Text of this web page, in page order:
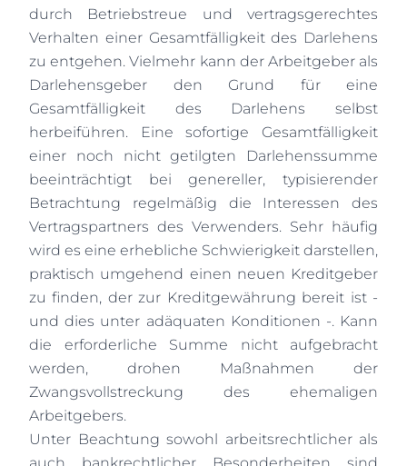
durch Betriebstreue und vertragsgerechtes
Verhalten einer Gesamtfälligkeit des Darlehens
zu entgehen. Vielmehr kann der Arbeitgeber als
Darlehensgeber den Grund für eine
Gesamtfälligkeit des Darlehens selbst
herbeiführen. Eine sofortige Gesamtfälligkeit
einer noch nicht getilgten Darlehenssumme
beeinträchtigt bei genereller, typisierender
Betrachtung regelmäßig die Interessen des
Vertragspartners des Verwenders. Sehr häufig
wird es eine erhebliche Schwierigkeit darstellen,
praktisch umgehend einen neuen Kreditgeber
zu finden, der zur Kreditgewährung bereit ist -
und dies unter adäquaten Konditionen -. Kann
die erforderliche Summe nicht aufgebracht
werden, drohen Maßnahmen der
Zwangsvollstreckung des ehemaligen
Arbeitgebers.
Unter Beachtung sowohl arbeitsrechtlicher als